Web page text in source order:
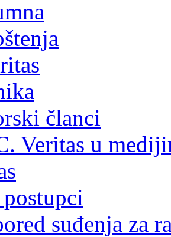
članci
Veritas u
suđenja za